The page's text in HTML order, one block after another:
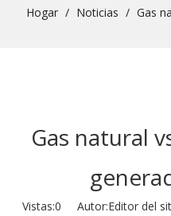
Hogar / Noticias / Gas
Gas natural
Vistas:0 Autor:Editor del